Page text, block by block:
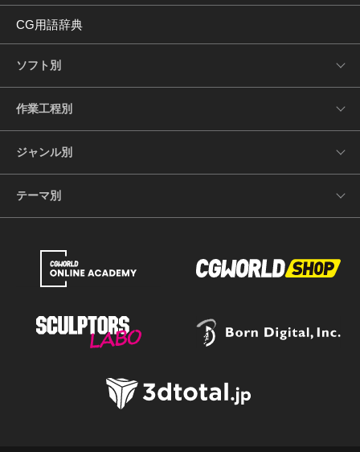
CG用語辞典
ソフト別
作業工程別
ジャンル別
テーマ別